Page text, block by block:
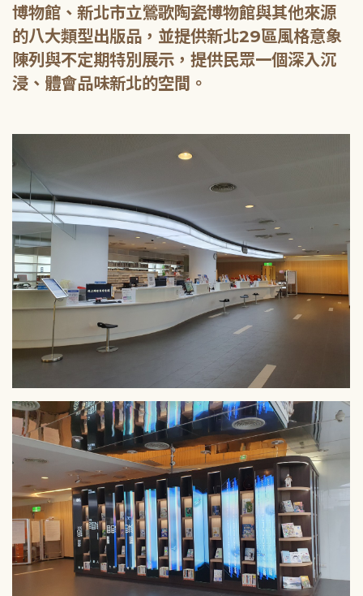
博物館、新北市立鶯歌陶瓷博物館與其他來源
的八大類型出版品，並提供新北29區風格意象
陳列與不定期特別展示，提供民眾一個深入沉
浸、體會品味新北的空間。